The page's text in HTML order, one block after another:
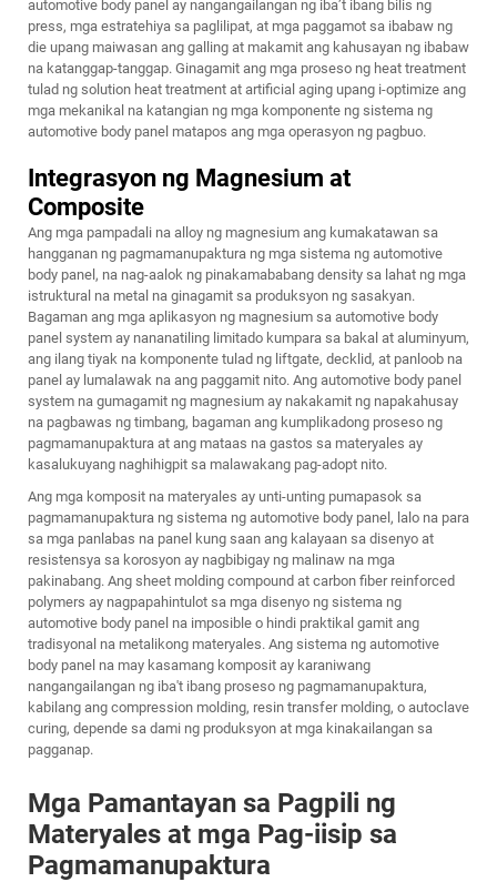
automotive body panel ay nangangailangan ng iba’t ibang bilis ng
press, mga estratehiya sa paglilipat, at mga paggamot sa ibabaw ng
die upang maiwasan ang galling at makamit ang kahusayan ng ibabaw
na katanggap-tanggap. Ginagamit ang mga proseso ng heat treatment
tulad ng solution heat treatment at artificial aging upang i-optimize ang
mga mekanikal na katangian ng mga komponente ng sistema ng
automotive body panel matapos ang mga operasyon ng pagbuo.
Integrasyon ng Magnesium at
Composite
Ang mga pampadali na alloy ng magnesium ang kumakatawan sa
hangganan ng pagmamanupaktura ng mga sistema ng automotive
body panel, na nag-aalok ng pinakamababang density sa lahat ng mga
istruktural na metal na ginagamit sa produksyon ng sasakyan.
Bagaman ang mga aplikasyon ng magnesium sa automotive body
panel system ay nananatiling limitado kumpara sa bakal at aluminyum,
ang ilang tiyak na komponente tulad ng liftgate, decklid, at panloob na
panel ay lumalawak na ang paggamit nito. Ang automotive body panel
system na gumagamit ng magnesium ay nakakamit ng napakahusay
na pagbawas ng timbang, bagaman ang kumplikadong proseso ng
pagmamanupaktura at ang mataas na gastos sa materyales ay
kasalukuyang naghihigpit sa malawakang pag-adopt nito.
Ang mga komposit na materyales ay unti-unting pumapasok sa
pagmamanupaktura ng sistema ng automotive body panel, lalo na para
sa mga panlabas na panel kung saan ang kalayaan sa disenyo at
resistensya sa korosyon ay nagbibigay ng malinaw na mga
pakinabang. Ang sheet molding compound at carbon fiber reinforced
polymers ay nagpapahintulot sa mga disenyo ng sistema ng
automotive body panel na imposible o hindi praktikal gamit ang
tradisyonal na metalikong materyales. Ang sistema ng automotive
body panel na may kasamang komposit ay karaniwang
nangangailangan ng iba't ibang proseso ng pagmamanupaktura,
kabilang ang compression molding, resin transfer molding, o autoclave
curing, depende sa dami ng produksyon at mga kinakailangan sa
pagganap.
Mga Pamantayan sa Pagpili ng
Materyales at mga Pag-iisip sa
Pagmamanupaktura